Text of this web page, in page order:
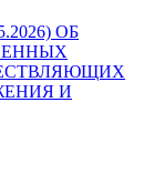
ОБ
И